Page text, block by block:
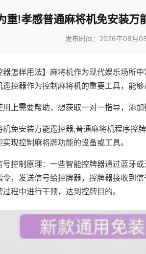
重!孝感普通麻将机免安装万
发布时间：2026年08月
器怎样用法】麻将机作为现代娱乐场所
控器作为控制麻将机的重要工具，能够
上需要帮助，想获取一对一指导，添
机免安装万能遥控器;普通麻将机程序控
现控制麻将牌功能的设备或工具。
号控制原理：一些智能控牌器通过蓝牙
，发送信号给控牌器，控牌器接收到
程中进行干预，达到控牌目的。